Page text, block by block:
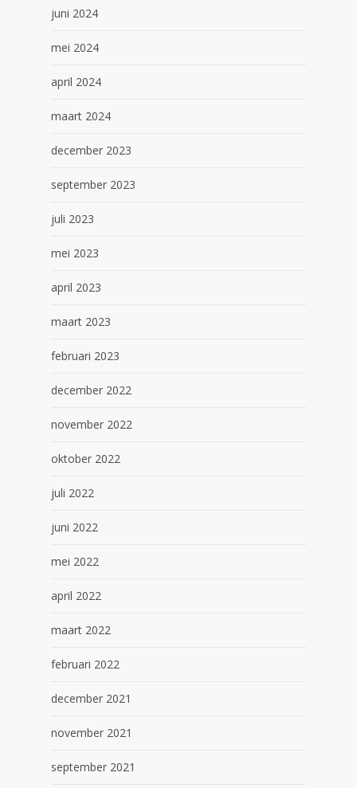
juni 2024
mei 2024
april 2024
maart 2024
december 2023
september 2023
juli 2023
mei 2023
april 2023
maart 2023
februari 2023
december 2022
november 2022
oktober 2022
juli 2022
juni 2022
mei 2022
april 2022
maart 2022
februari 2022
december 2021
november 2021
september 2021